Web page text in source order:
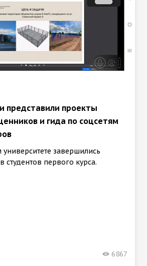
представили проекты
и гида по соцсетям
завершились
студентов первого курса.
6867